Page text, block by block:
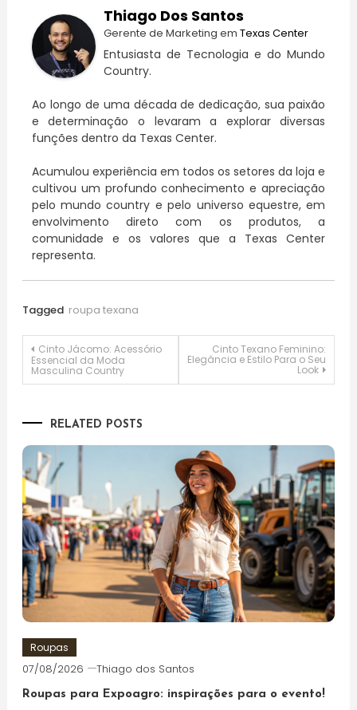
Thiago Dos Santos
Gerente de Marketing em Texas Center
Entusiasta de Tecnologia e do Mundo
Country.
Ao longo de uma década de dedicação, sua paixão
e determinação o levaram a explorar diversas
funções dentro da Texas Center.
Acumulou experiência em todos os setores da loja e
cultivou um profundo conhecimento e apreciação
pelo mundo country e pelo universo equestre, em
envolvimento direto com os produtos, a
comunidade e os valores que a Texas Center
representa.
Tagged roupa texana​
Navegação
de
Post
Cinto Jácomo: Acessório
Essencial da Moda
Masculina Country
Cinto Texano Feminino:
Elegância e Estilo Para o Seu
Look
RELATED POSTS
Roupas
07/08/2026 Thiago dos Santos
Roupas para Expoagro: inspirações para o evento!